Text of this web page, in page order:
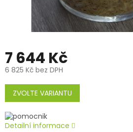
7 644 Kč
6 825 Kč bez DPH
Měrná
cena:
ZVOLTE VARIANTU
Detailní informace